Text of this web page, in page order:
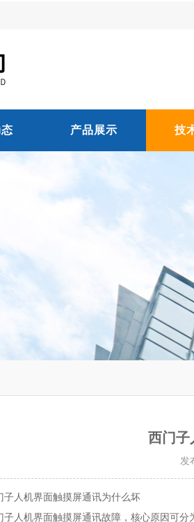
产品展示 技
西门子
发
子人机界面触摸屏通讯为什么坏
子人机界面触摸屏通讯故障，核心原因可